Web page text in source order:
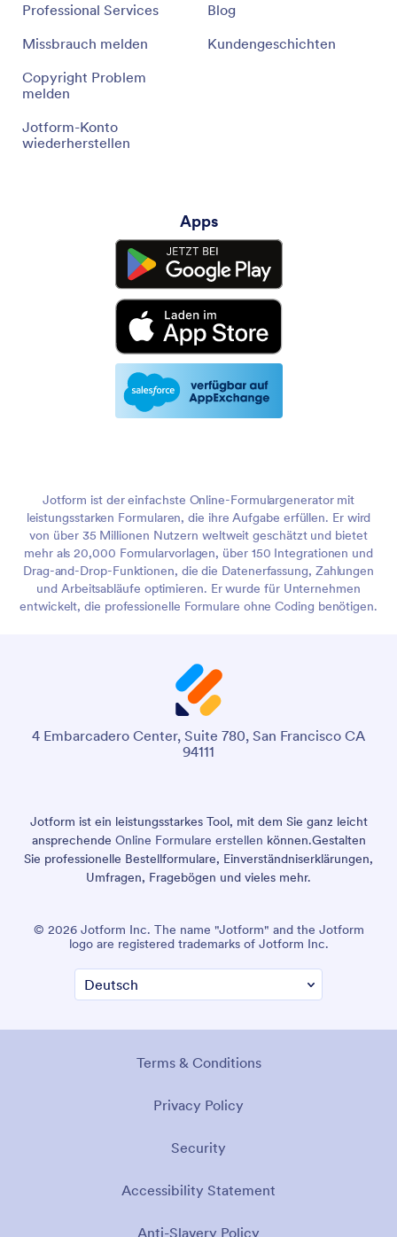
Professional Services
Missbrauch melden
Copyright Problem
melden
Jotform-Konto
wiederherstellen
Blog
Kundengeschichten
Apps
Jotform ist der einfachste Online-Formulargenerator mit
leistungsstarken Formularen, die ihre Aufgabe erfüllen. Er wird
von über 35 Millionen Nutzern weltweit geschätzt und bietet
mehr als 20,000 Formularvorlagen, über 150 Integrationen und
Drag-and-Drop-Funktionen, die die Datenerfassung, Zahlungen
und Arbeitsabläufe optimieren. Er wurde für Unternehmen
entwickelt, die professionelle Formulare ohne Coding benötigen.
4 Embarcadero Center, Suite 780, San Francisco CA
94111
Jotform ist ein leistungsstarkes Tool, mit dem Sie ganz leicht
ansprechende Online Formulare erstellen können.Gestalten
Sie professionelle Bestellformulare, Einverständniserklärungen,
Umfragen, Fragebögen und vieles mehr.
© 2026 Jotform Inc. The name "Jotform" and the Jotform
logo are registered trademarks of Jotform Inc.
Terms & Conditions
Privacy Policy
Security
Accessibility Statement
Anti-Slavery Policy